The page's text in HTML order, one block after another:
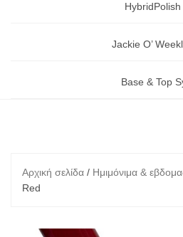
Jackie O’
Base & Top
Αρχική σελίδα / Ημιμόνιμα &
Red